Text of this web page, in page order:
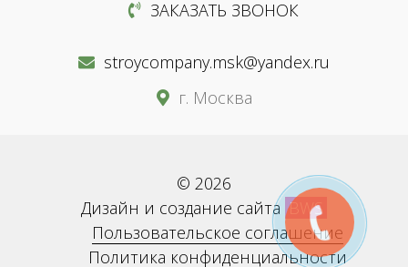
ЗАКАЗАТЬ ЗВОНОК
stroycompany.msk@yandex.ru
г. Москва
© 2026
Дизайн и создание сайта BWS
Пользовательское соглашение
Политика конфиденциальности